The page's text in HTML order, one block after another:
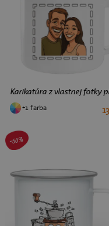
Karikatúra z vlastnej fotky
+1 farba
-50%